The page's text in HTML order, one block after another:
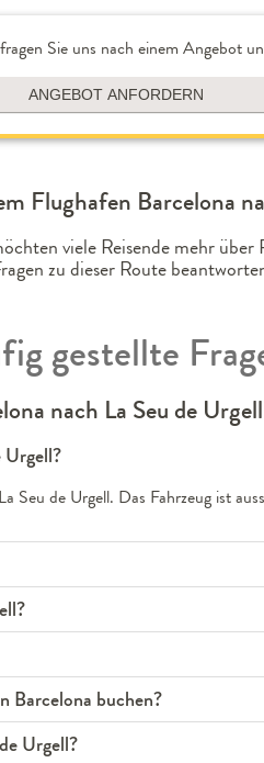
Sie uns nach einem Angebot
ANGEBOT ANFORDERN
Flughafen Barcelona
viele Reisende mehr
zu dieser Route
gestellte
nach La Seu de
Urgell?
Seu de Urgell. Das Fahrzeug ist
Barcelona buchen?
Urgell?